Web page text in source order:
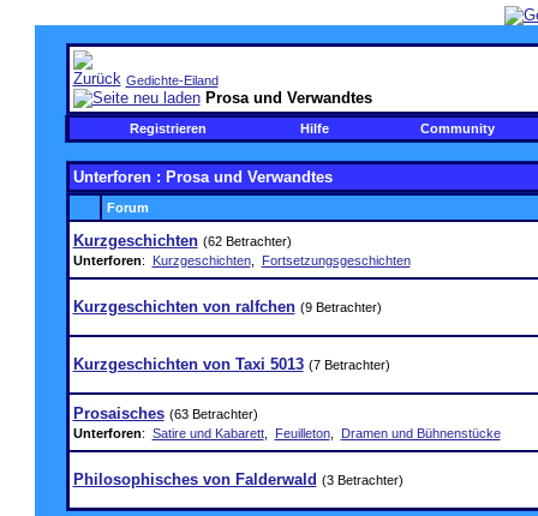
Gedichte-Eiland
Prosa und Verwandtes
Registrieren Hilfe Community
Unterforen: Prosa und Verwandtes
Forum
Kurzgeschichten (62 Betrachter)
Unterforen: Kurzgeschichten, Fortsetzungsgeschichten
Kurzgeschichten von ralfchen (9 Betrachter)
Kurzgeschichten von Taxi 5013 (7 Betrachter)
Prosaisches (63 Betrachter)
Unterforen: Satire und Kabarett, Feuilleton, Dramen und Bühnenstücke
Philosophisches von Falderwald (3 Betrachter)